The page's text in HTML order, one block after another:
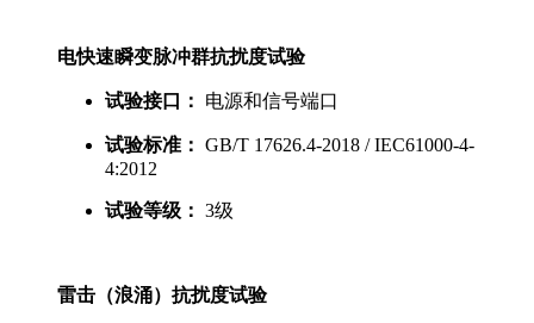
电快速瞬变脉冲群抗扰度试验
试验接口： 电源和信号端口
试验标准： GB/T 17626.4-2018 / IEC61000-4-
4:2012
试验等级： 3级
雷击（浪涌）抗扰度试验